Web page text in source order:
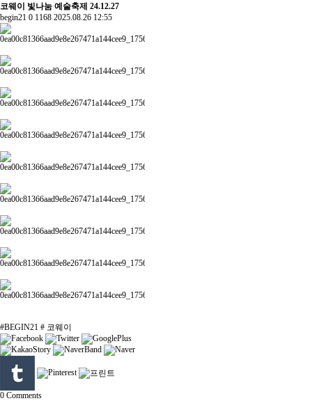
코웨이 빛나눔 예술축제 24.12.27
begin21 0 1168 2025.08.26 12:55
#BEGIN21 # 코웨이
0 Comments